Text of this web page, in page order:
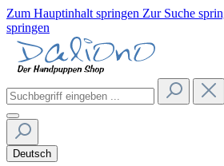
Zum Hauptinhalt springen Zur Suche
springen
Deutsch